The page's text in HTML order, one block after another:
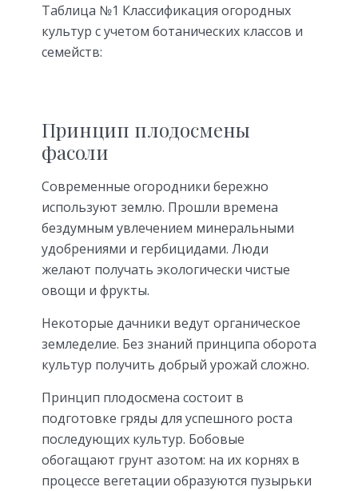
Таблица №1 Классификация огородных
культур с учетом ботанических классов и
семейств:
Принцип плодосмены
фасоли
Современные огородники бережно
используют землю. Прошли времена
бездумным увлечением минеральными
удобрениями и гербицидами. Люди
желают получать экологически чистые
овощи и фрукты.
Некоторые дачники ведут органическое
земледелие. Без знаний принципа оборота
культур получить добрый урожай сложно.
Принцип плодосмена состоит в
подготовке гряды для успешного роста
последующих культур. Бобовые
обогащают грунт азотом: на их корнях в
процессе вегетации образуются пузырьки